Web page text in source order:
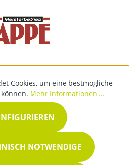
Cookies, um eine bestmögliche
Mehr Informationen ...
NOTWENDIGE